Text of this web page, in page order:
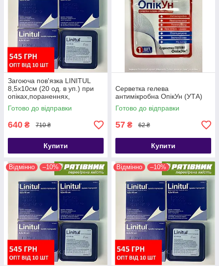
Загоюча пов'язка LINITUL
8,5х10см (20 од. в уп.) при
опіках,пораненнях,
пролежнях, трофічних
виразках. ОРИГІНАЛ (СТМ)
Готово до відправки
640 ₴ 710 ₴
Купити
Серветка гелева
антимікробна ОпікУн (УТА)
Готово до відправки
57 ₴ 62 ₴
Купити
Відмінно –10% Відмінно –10%